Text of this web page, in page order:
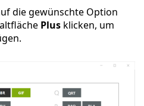
die gewünschte Option
Plus klicken, um